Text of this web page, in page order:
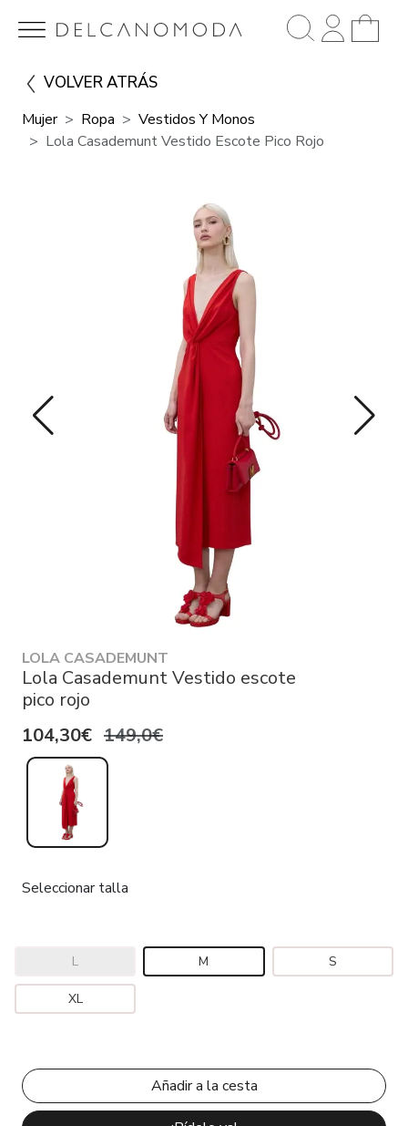
VOLVER ATRÁS
Mujer Ropa
Vestidos Y Monos
Lola Casademunt Vestido Escote Pico Rojo
LOLA CASADEMUNT
Lola Casademunt Vestido escote
pico rojo
104,30€ 149,0€
Seleccionar talla
L M S
XL